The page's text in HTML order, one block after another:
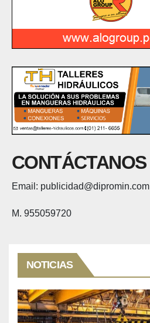
CONTÁCTANOS
Email: publicidad@dipromin.com
M. 955059720
NOTICIAS